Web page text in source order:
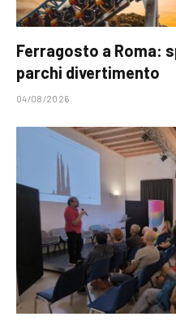
Ferragosto a Roma:
parchi divertimento
04/08/2026